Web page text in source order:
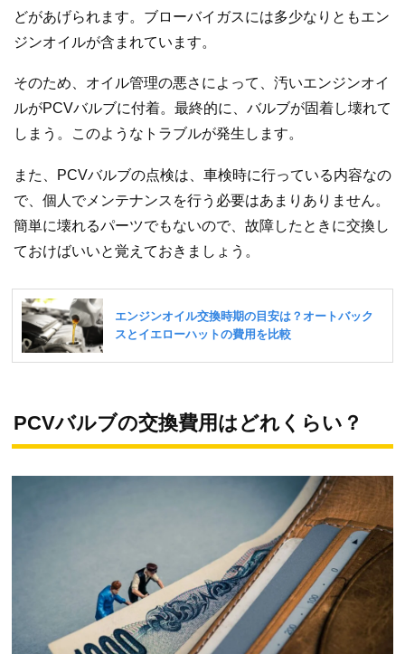
どがあげられます。ブローバイガスには多少なりともエン
ジンオイルが含まれています。
そのため、オイル管理の悪さによって、汚いエンジンオイ
ルがPCVバルブに付着。最終的に、バルブが固着し壊れて
しまう。このようなトラブルが発生します。
また、PCVバルブの点検は、車検時に行っている内容なの
で、個人でメンテナンスを行う必要はあまりありません。
簡単に壊れるパーツでもないので、故障したときに交換し
ておけばいいと覚えておきましょう。
PCVバルブの交換費用はどれくらい？